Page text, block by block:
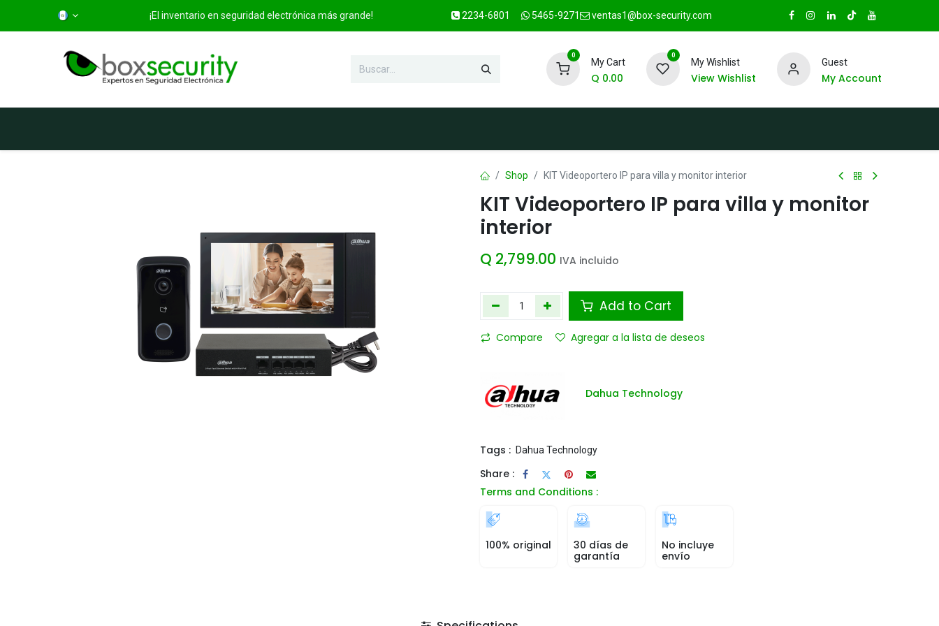
¡El inventario en seguridad electrónica más grande! 2234-6801 5465-9271 ventas1@box-security.com
0
My Cart
Q 0.00
0
My Wishlist
View Wishlist
Guest
My Account
Shop KIT Videoportero IP para villa y monitor interior
KIT Videoportero IP para villa y monitor
interior
Q 2,799.00 IVA incluido
Add to Cart
Compare Agregar a la lista de deseos
Dahua Technology
Tags : Dahua Technology
Share :
Terms and Conditions :
100% original
30 días de
garantía
No incluye
envío